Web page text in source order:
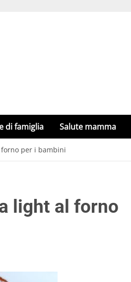
di famiglia Salute mamma
per i bambini
light al forno